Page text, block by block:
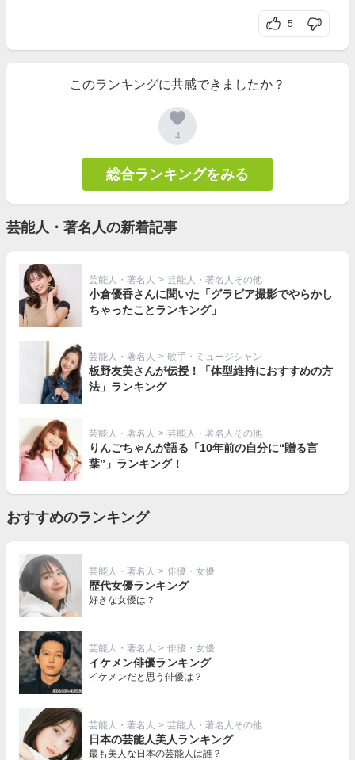
5
このランキングに共感できましたか？
4
総合ランキングをみる
芸能人・著名人の新着記事
芸能人・著名人 > 芸能人・著名人その他
小倉優香さんに聞いた「グラビア撮影でやらかし
ちゃったことランキング」
芸能人・著名人 > 歌手・ミュージシャン
板野友美さんが伝授！「体型維持におすすめの方
法」ランキング
芸能人・著名人 > 芸能人・著名人その他
りんごちゃんが語る「10年前の自分に“贈る言
葉”」ランキング！
おすすめのランキング
芸能人・著名人 > 俳優・女優
歴代女優ランキング
好きな女優は？
芸能人・著名人 > 俳優・女優
イケメン俳優ランキング
イケメンだと思う俳優は？
芸能人・著名人 > 芸能人・著名人その他
日本の芸能人美人ランキング
最も美人な日本の芸能人は誰？